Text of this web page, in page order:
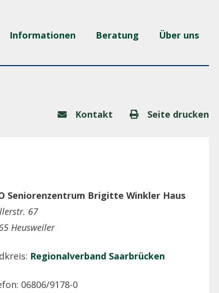
Informationen Beratung Über uns
Kontakt Seite drucken
Seniorenzentrum Brigitte Winkler Haus
67
Heusweiler
Regionalverband Saarbrücken
06806/9178-0